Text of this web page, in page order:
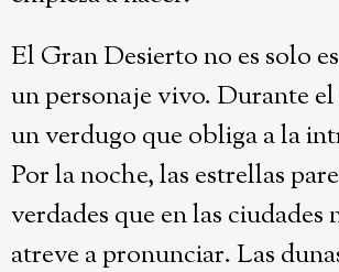
El Gran Desierto no es solo
un personaje vivo. Durante el
un verdugo que obliga a la
Por la noche, las estrellas
verdades que en las ciudades
atreve a pronunciar. Las